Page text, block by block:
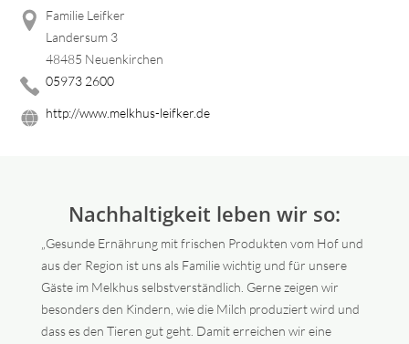
Familie Leifker
Landersum 3
48485 Neuenkirchen
05973 2600
http://www.melkhus-leifker.de
Nachhaltigkeit leben wir so:
„Gesunde Ernährung mit frischen Produkten vom Hof und
aus der Region ist uns als Familie wichtig und für unsere
Gäste im Melkhus selbstverständlich. Gerne zeigen wir
besonders den Kindern, wie die Milch produziert wird und
dass es den Tieren gut geht. Damit erreichen wir eine